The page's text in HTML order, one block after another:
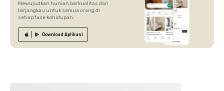
Mewujudkan hunian berkualitas dan
terjangkau untuk semua orang di
setiap fase kehidupan.
Download Aplikasi